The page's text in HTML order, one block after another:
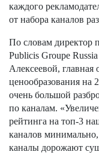
каждого
от набора каналов
По словам директор
Publicis Groupe
Алексеевой, главная
ценообразования на
очень большой
по каналам.
рейтинга на топ-3
каналов
каналы дорожают